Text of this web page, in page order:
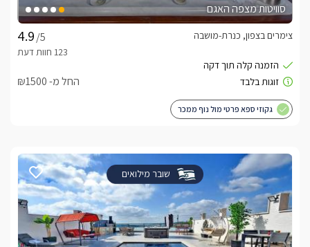
סוויטות מצפה האגם
/5
צימרים בצפון, כנרת-מושבה
החל מ- ₪1500
גקוזי ספא פרטי מול נוף ממכר
שובר מילואים